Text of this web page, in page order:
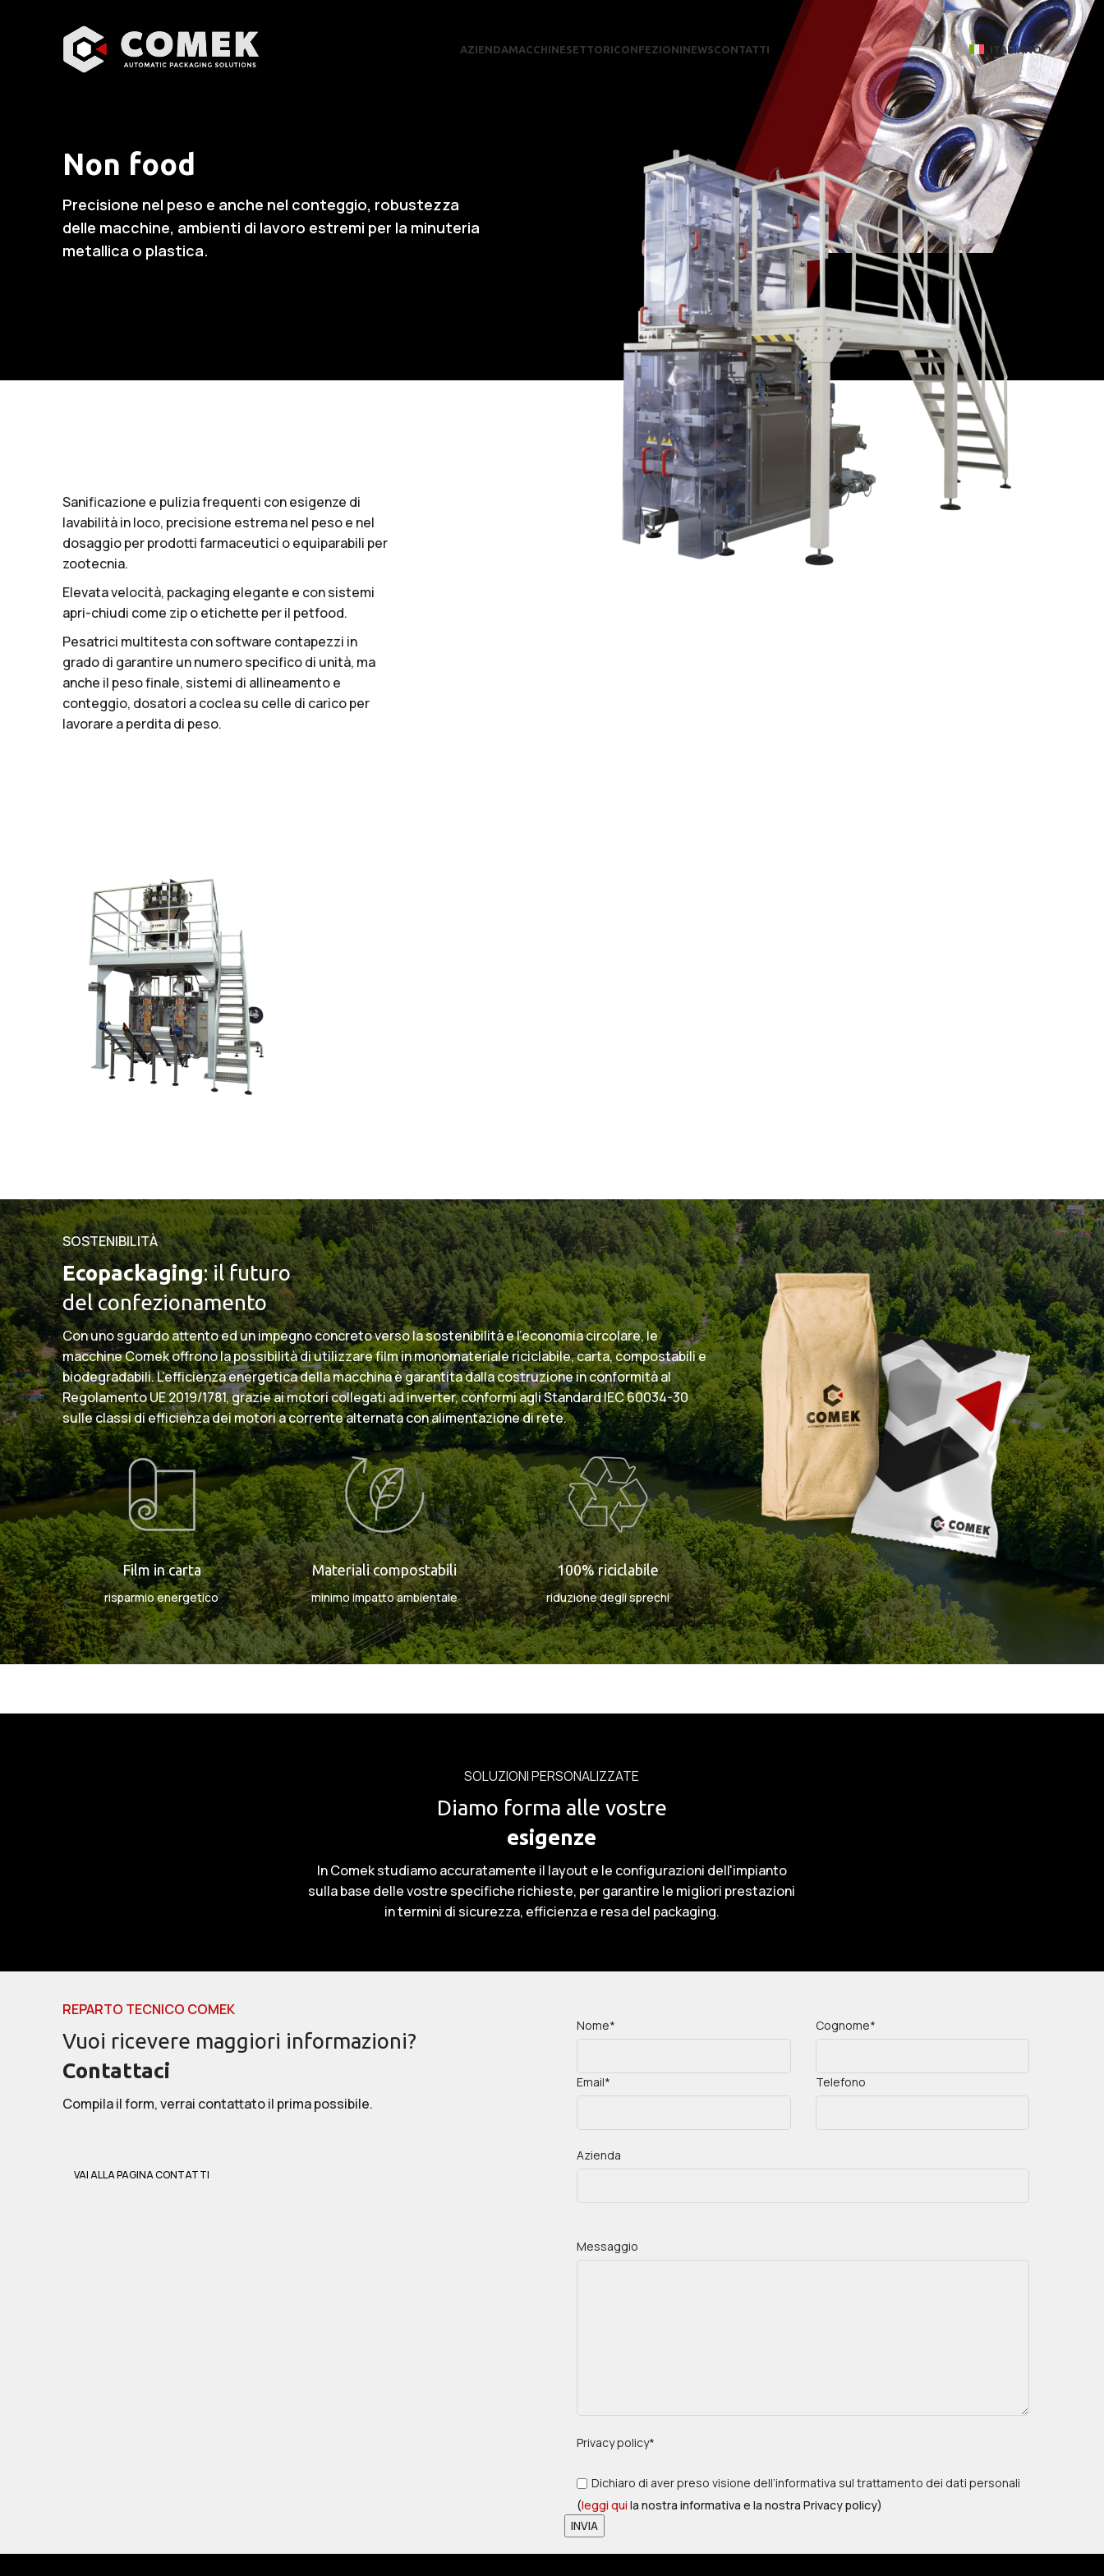
AZIENDAMACCHINESETTORICONFEZIONINEWSCONTATTI ITALIANO
Non food
Precisione nel peso e anche nel conteggio, robustezza
delle macchine, ambienti di lavoro estremi per la minuteria
metallica o plastica.
Sanificazione e pulizia frequenti con esigenze di
lavabilità in loco, precisione estrema nel peso e nel
dosaggio per prodotti farmaceutici o equiparabili per
zootecnia.
Elevata velocità, packaging elegante e con sistemi
apri-chiudi come zip o etichette per il petfood.
Pesatrici multitesta con software contapezzi in
grado di garantire un numero specifico di unità, ma
anche il peso finale, sistemi di allineamento e
conteggio, dosatori a coclea su celle di carico per
lavorare a perdita di peso.
SOSTENIBILITÀ
Ecopackaging: il futuro
del confezionamento
Con uno sguardo attento ed un impegno concreto verso la sostenibilità e l’economia circolare, le
macchine Comek offrono la possibilità di utilizzare film in monomateriale riciclabile, carta, compostabili e
biodegradabili. L’efficienza energetica della macchina è garantita dalla costruzione in conformità al
Regolamento UE 2019/1781, grazie ai motori collegati ad inverter, conformi agli Standard IEC 60034-30
sulle classi di efficienza dei motori a corrente alternata con alimentazione di rete.
Film in carta
risparmio energetico
Materiali compostabili
minimo impatto ambientale
100% riciclabile
riduzione degli sprechi
SOLUZIONI PERSONALIZZATE
Diamo forma alle vostre
esigenze
In Comek studiamo accuratamente il layout e le configurazioni dell'impianto
sulla base delle vostre specifiche richieste, per garantire le migliori prestazioni
in termini di sicurezza, efficienza e resa del packaging.
REPARTO TECNICO COMEK
Vuoi ricevere maggiori informazioni?
Contattaci
Compila il form, verrai contattato il prima possibile.
VAI ALLA PAGINA CONTATTI
Nome* Cognome*
Email* Telefono
Azienda
Messaggio
Privacy policy*
Dichiaro di aver preso visione dell’informativa sul trattamento dei dati personali
(leggi qui la nostra informativa e la nostra Privacy policy)